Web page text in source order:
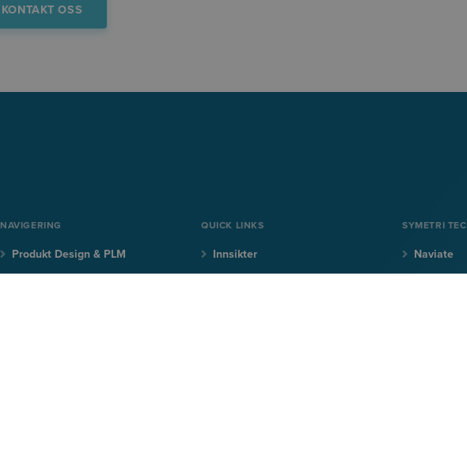
NAVIGERING
Produkt Design & PLM
QUICK LINKS
Innsikter
SYMETRI
Naviate